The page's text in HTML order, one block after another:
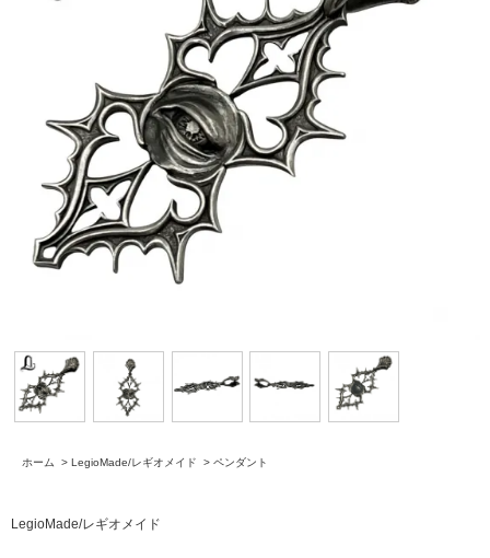
ホーム > LegioMade/レギオメイド > ペンダント
LegioMade/レギオメイド